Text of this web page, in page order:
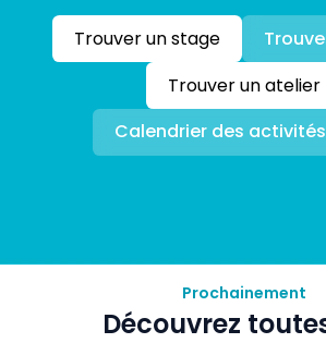
Trouver un stage
Trouver un atelier
Calendrier des
Prochainement
Découvrez